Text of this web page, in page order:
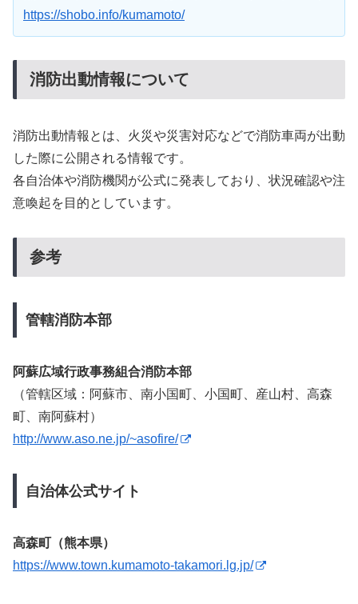
https://shobo.info/kumamoto/
消防出動情報について
消防出動情報とは、火災や災害対応などで消防車両が出動
した際に公開される情報です。
各自治体や消防機関が公式に発表しており、状況確認や注
意喚起を目的としています。
参考
管轄消防本部
阿蘇広域行政事務組合消防本部
（管轄区域：阿蘇市、南小国町、小国町、産山村、高森
町、南阿蘇村）
http://www.aso.ne.jp/~asofire/
自治体公式サイト
高森町（熊本県）
https://www.town.kumamoto-takamori.lg.jp/